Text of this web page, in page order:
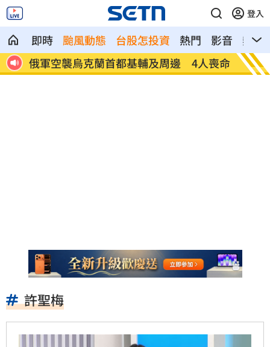
登入
即時 颱風動態 台股怎投資 熱門 影音
熱搜
人喪命 費仔確定成自由球員 下一步動向引人關
注
米
動
許聖梅